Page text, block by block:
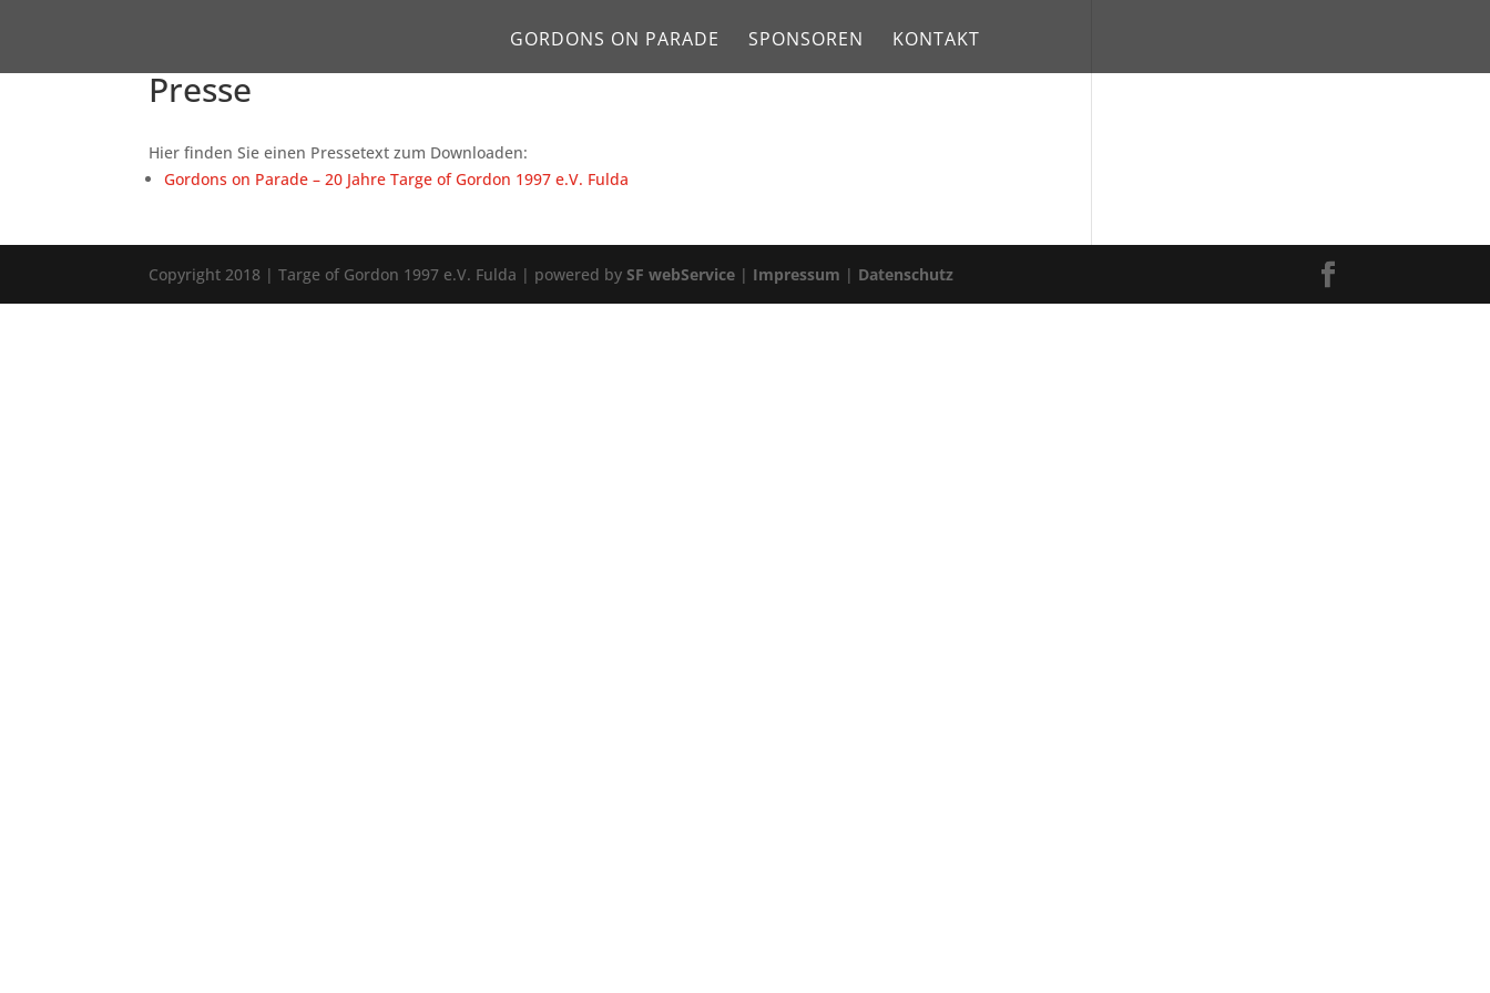
GORDONS ON PARADE SPONSOREN KONTAKT
Presse
Hier finden Sie einen Pressetext zum Downloaden:
Gordons on Parade – 20 Jahre Targe of Gordon 1997 e.V. Fulda
Copyright 2018 | Targe of Gordon 1997 e.V. Fulda | powered bySF webService | Impressum | Datenschutz